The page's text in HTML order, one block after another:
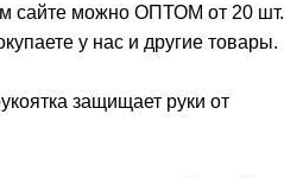
сайте можно ОПТОМ от 20 шт.
у нас и другие товары.
защищает руки от